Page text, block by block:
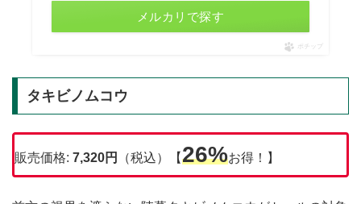
メルカリで探す
ポチップ
タキビノムコウ
販売価格: 7,320円 （税込）【26%お得！】